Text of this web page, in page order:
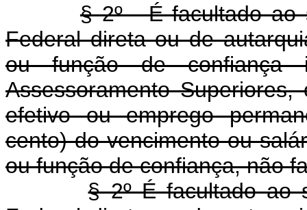
§ 2º - É facultado ao
Federal direta ou de
ou função de confiança
Assessoramento
efetivo ou emprego
cento) do vencimento ou
ou função de confiança, não
§ 2º É facultado ao